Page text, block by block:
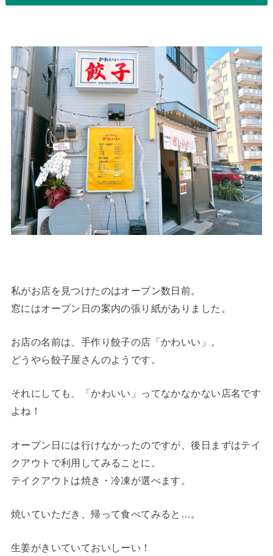
私がお店を見つけたのはオープン数日前。
窓にはオープン日の案内の張り紙がありました。
お店の名前は、手作り餃子の店「かわいい」。
どうやら餃子屋さんのようです。
それにしても、「かわいい」ってなかなかない店名です
よね！
オープン日には行けなかったのですが、後日まずはテイ
クアウトで利用してみることに。
テイクアウトは焼き・冷凍が選べます。
焼いていただき、帰って食べてみると…。
生姜がきいていておいしーい！